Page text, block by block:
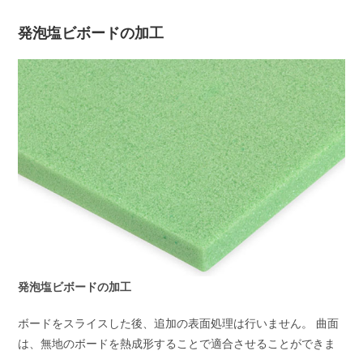
発泡塩ビボードの加工
発泡塩ビボードの加工
ボードをスライスした後、追加の表面処理は行いません。 曲面
は、無地のボードを熱成形することで適合させることができま